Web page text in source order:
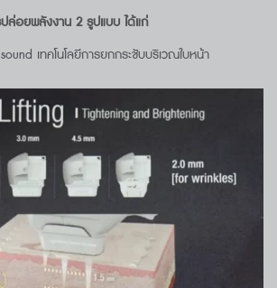
ปล่อยพลังงาน 2 รูปแบบ ได้แก่
เทคโนโลยีการยกกระชับบริเวณใบหน้า